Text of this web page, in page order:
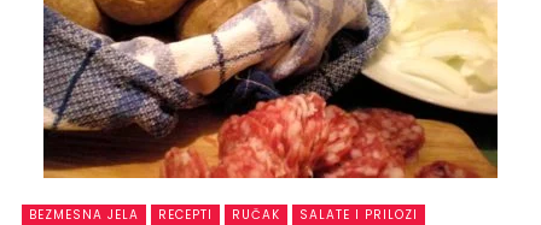
BEZMESNA JELA RECEPTI RUČAK
SALATE I PRILOZI